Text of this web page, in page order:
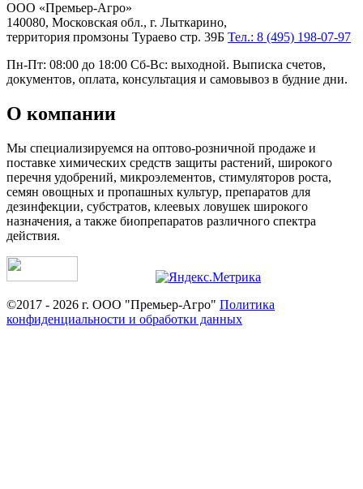
ООО «Премьер-Агро»
140080, Московская обл., г. Лыткарино,
территория промзоны Тураево стр. 39Б Тел.: 8 (495) 198-07-97
Пн-Пт: 08:00 до 18:00 Сб-Вс: выходной. Выписка счетов,
документов, оплата, консультация и самовывоз в будние дни.
О компании
Мы специализируемся на оптово-розничной продаже и
поставке химических средств защиты растений, широкого
перечня удобрений, микроэлементов, стимуляторов роста,
семян овощных и пропашных культур, препаратов для
дезинфекции, субстратов, клеевых ловушек широкого
назначения, а также биопрепаратов различного спектра
действия.
©2017 - 2026 г. ООО "Премьер-Агро" Политика
конфиденциальности и обработки данных